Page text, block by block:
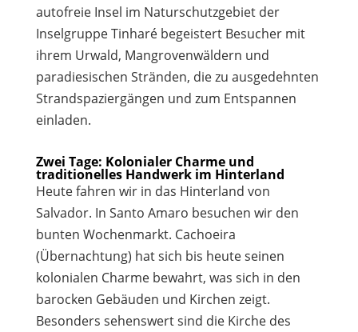
autofreie Insel im Naturschutzgebiet der
Inselgruppe Tinharé begeistert Besucher mit
ihrem Urwald, Mangrovenwäldern und
paradiesischen Stränden, die zu ausgedehnten
Strandspaziergängen und zum Entspannen
einladen.
Zwei Tage: Kolonialer Charme und
traditionelles Handwerk im Hinterland
Heute fahren wir in das Hinterland von
Salvador. In Santo Amaro besuchen wir den
bunten Wochenmarkt. Cachoeira
(Übernachtung) hat sich bis heute seinen
kolonialen Charme bewahrt, was sich in den
barocken Gebäuden und Kirchen zeigt.
Besonders sehenswert sind die Kirche des